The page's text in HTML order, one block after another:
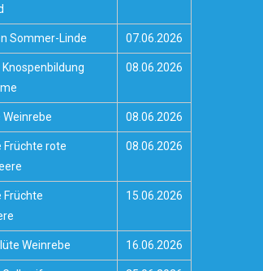
Sommer-Linde 07.06.2026
Knospenbildung
08.06.2026
Weinrebe 08.06.2026
Früchte rote
08.06.2026
Früchte
15.06.2026
Weinrebe 16.06.2026